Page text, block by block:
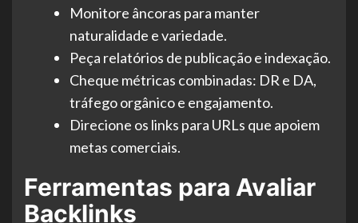
Monitore âncoras para manter
naturalidade e variedade.
Peça relatórios de publicação e indexação.
Cheque métricas combinadas: DR e DA,
tráfego orgânico e engajamento.
Direcione os links para URLs que apoiem
metas comerciais.
Ferramentas para Avaliar
Backlinks